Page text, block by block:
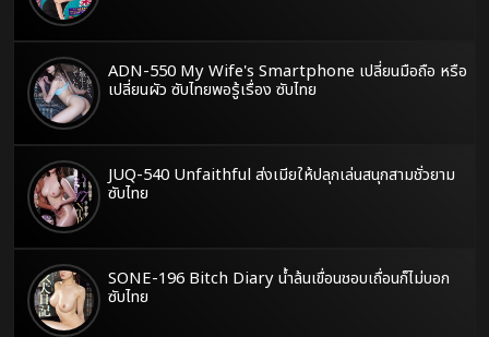
ADN-550 My Wife's Smartphone เปลี่ยนมือถือ หรือ
เปลี่ยนผัว ซับไทยพอรู้เรื่อง ซับไทย
JUQ-540 Unfaithful ส่งเมียให้ปลุกเล่นสนุกสามชั่วยาม
ซับไทย
SONE-196 Bitch Diary น้ำล้นเขื่อนชอบเถื่อนก็ไม่บอก
ซับไทย